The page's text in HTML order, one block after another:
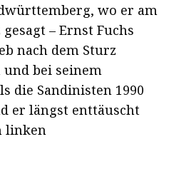
wo er am
– Ernst Fuchs
nach dem Sturz
und bei seinem
die Sandinisten 1990
er längst enttäuscht
linken